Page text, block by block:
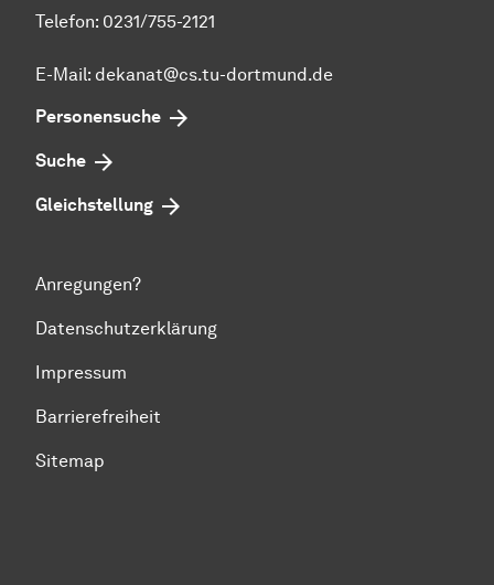
Telefon: 0231/755-2121
E-Mail: dekanat@cs.tu-dortmund.de
Personensuche
Suche
Gleichstellung
Anregungen?
Datenschutzerklärung
Impressum
Barrierefreiheit
Sitemap